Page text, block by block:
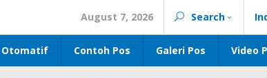
August 7, 2026 Search
Otomatif Contoh Pos Galeri Pos Video